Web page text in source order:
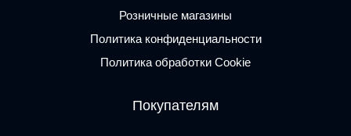
Розничные магазины
Политика конфиденциальности
Политика обработки Cookie
Покупателям